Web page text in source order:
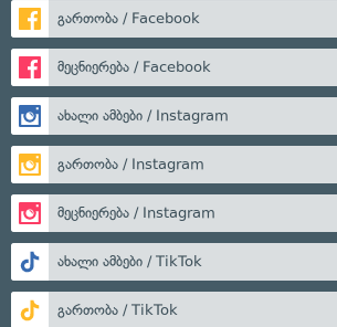
გართობა / Facebook
მეცნიერება / Facebook
ახალი ამბები / Instagram
გართობა / Instagram
მეცნიერება / Instagram
ახალი ამბები / TikTok
გართობა / TikTok